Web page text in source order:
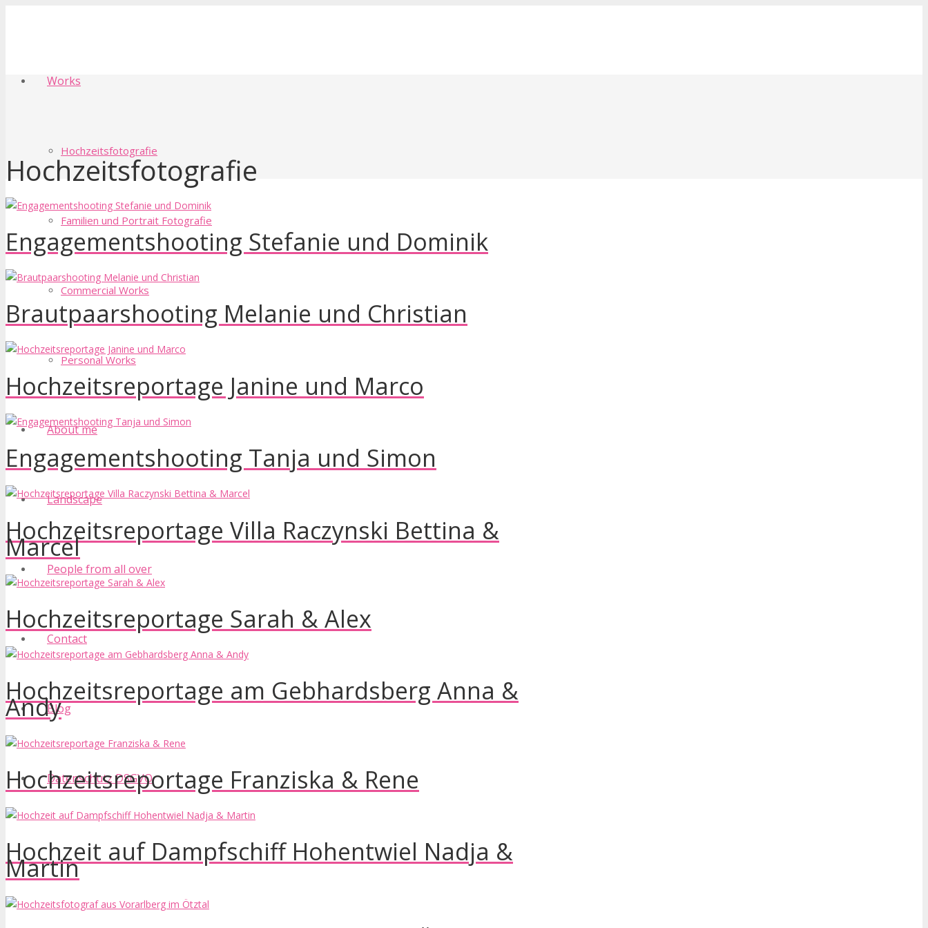
Works
Hochzeitsfotografie
Familien und Portrait Fotografie
Commercial Works
Personal Works
About me
Landscape
People from all over
Contact
Blog
Datenschutz DSGVO
Hochzeitsfotografie
Engagementshooting Stefanie und Dominik
Brautpaarshooting Melanie und Christian
Hochzeitsreportage Janine und Marco
Engagementshooting Tanja und Simon
Hochzeitsreportage Villa Raczynski Bettina &
Marcel
Hochzeitsreportage Sarah & Alex
Hochzeitsreportage am Gebhardsberg Anna &
Andy
Hochzeitsreportage Franziska & Rene
Hochzeit auf Dampfschiff Hohentwiel Nadja &
Martin